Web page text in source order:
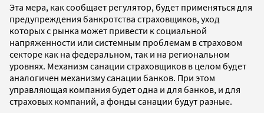
Эта мера, как сообщает регулятор, будет применяться для
предупреждения банкротства страховщиков, уход
которых с рынка может привести к социальной
напряженности или системным проблемам в страховом
секторе как на федеральном, так и на региональном
уровнях. Механизм санации страховщиков в целом будет
аналогичен механизму санации банков. При этом
управляющая компания будет одна и для банков, и для
страховых компаний, а фонды санации будут разные.